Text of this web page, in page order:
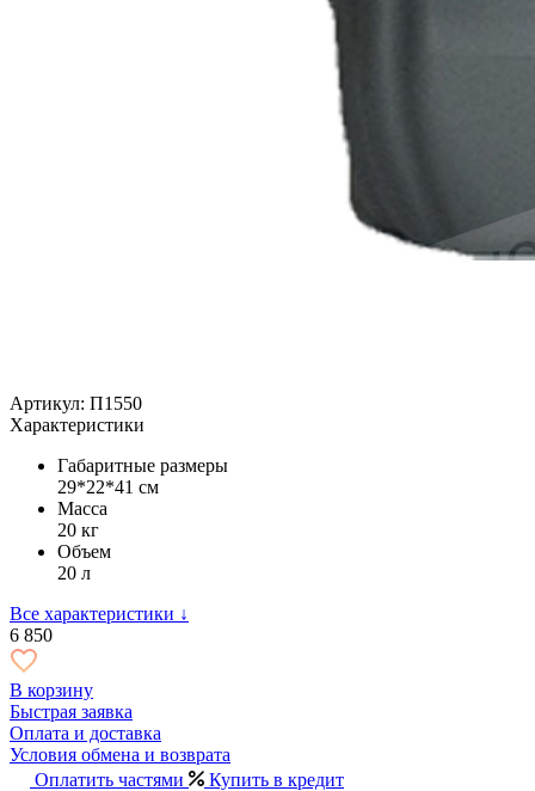
Артикул: П1550
Характеристики
Габаритные размеры
29*22*41 см
Масса
20 кг
Объем
20 л
Все характеристики ↓
6 850
В корзину
Быстрая заявка
Оплата и доставка
Условия обмена и возврата
Оплатить частями
Купить в кредит